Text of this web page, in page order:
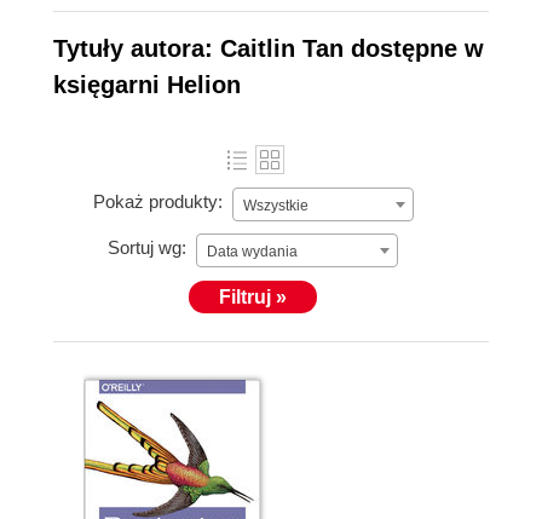
Tytuły autora: Caitlin Tan dostępne w
księgarni Helion
Pokaż produkty: Wszystkie
Sortuj wg: Data wydania
Filtruj »